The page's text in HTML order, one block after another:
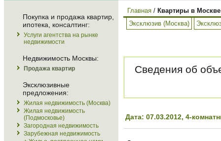
Покупка и продажа квартир,
ипотека, консалтинг:
Услуги агентства на рынке
недвижимости
Недвижимость Москвы:
Продажа квартир
Эксклюзивные
предложения:
Жилая недвижимость (Москва)
Жилая недвижимость
(Подмосковье)
Загородная недвижимость
Зарубежная недвижимость
Главная / Квартиры в
Эксклюзив (Москва)
Сведения об
Дата: 07.03.2012, 4-